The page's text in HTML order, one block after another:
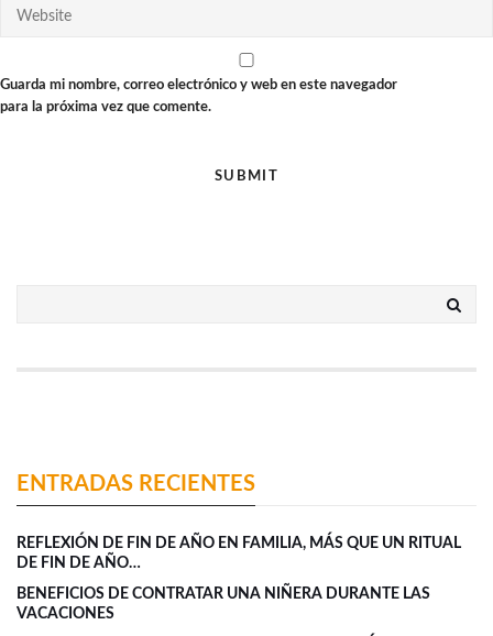
Guarda mi nombre, correo electrónico y web en este navegador
para la próxima vez que comente.
ENTRADAS RECIENTES
REFLEXIÓN DE FIN DE AÑO EN FAMILIA, MÁS QUE UN RITUAL
DE FIN DE AÑO…
BENEFICIOS DE CONTRATAR UNA NIÑERA DURANTE LAS
VACACIONES